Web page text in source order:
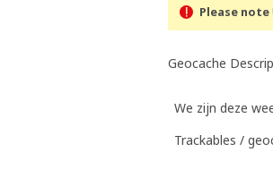
Please note
Geocache
We zijn deze
Trackables /